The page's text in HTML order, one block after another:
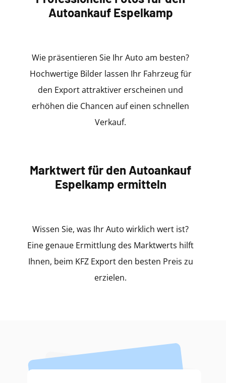
Autoankauf Espelkamp
Wie präsentieren Sie Ihr Auto am besten?
Hochwertige Bilder lassen Ihr Fahrzeug für
den Export attraktiver erscheinen und
erhöhen die Chancen auf einen schnellen
Verkauf.
Marktwert für den Autoankauf
Espelkamp ermitteln
Wissen Sie, was Ihr Auto wirklich wert ist?
Eine genaue Ermittlung des Marktwerts hilft
Ihnen, beim KFZ Export den besten Preis zu
erzielen.